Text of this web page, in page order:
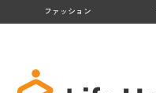
ファッション